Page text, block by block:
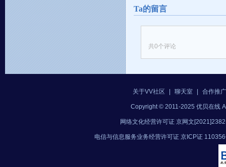
Ta的留言
共0个评论
关于VV社区 聊天室 合作推广
Copyright © 2011-2025 优贝在线
网络文化经营许可证 京网文
电信与信息服务业务经营许可证 京ICP证